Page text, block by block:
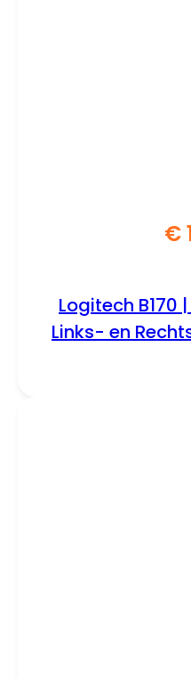
€
Logitech B170
Links- en